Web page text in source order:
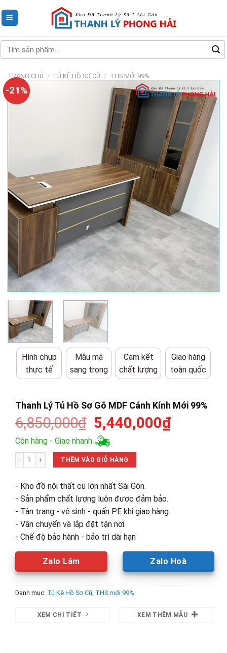
to
Tìm
kiếm:
TRANG CHỦ / TỦ KỆ HỒ SƠ CŨ / THS MỚI 99%
-21%
Hình chụp
thực tế
Mẫu mã
sang trọng
Cam kết
chất lượng
Giao hàng
toàn quốc
Thanh Lý Tủ Hồ Sơ Gỗ MDF Cánh Kính Mới 99%
6,850,000₫ Giá
gốc
là:
6,850,000₫.
5,440,000₫Giá
Còn hàng - Giao nhanh
Thanh Lý Tủ Hồ Sơ Gỗ MDF Cánh Kính Mới 99% số lượng
THÊM VÀO GIỎ HÀNG
- Kho đồ nội thất cũ lớn nhất Sài Gòn.
- Sản phẩm chất lượng luôn được đảm bảo.
- Tân trang - vệ sinh - quấn PE khi giao hàng.
- Vận chuyển và lắp đặt tận nơi.
- Chế độ bảo hành - bảo trì dài hạn
Zalo Lâm Zalo Hoà
Danh mục: Tủ Kệ Hồ Sơ Cũ, THS mới 99%
XEM CHI TIẾT XEM THÊM MẪU